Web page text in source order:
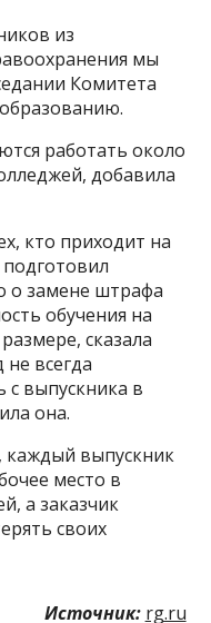
из
мы
Комитета
работать около
добавила
кто приходит на
о замене штрафа
обучения на
сказала
всегда
выпускника в
она.
каждый выпускник
место в
а заказчик
своих
Источник: rg.ru